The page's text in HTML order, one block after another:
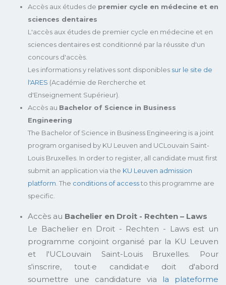
Accès aux études de premier cycle en médecine et en
sciences dentaires
L'accès aux études de premier cycle en médecine et en
sciences dentaires est conditionné par la réussite d'un
concours d'accès.
Les informations y relatives sont disponibles sur le site de
l'ARES (Académie de Rercherche et
d'Enseignement Supérieur).
Accès au Bachelor of Science in Business
Engineering
The Bachelor of Science in Business Engineering is a joint
program organised by KU Leuven and UCLouvain Saint-
Louis Bruxelles. In order to register, all candidate must first
submit an application via the KU Leuven admission
platform . The conditions of accessto this programme are
specific.
Accès au Bachelier en Droit - Rechten – Laws
Le Bachelier en Droit - Rechten - Laws est un
programme conjoint organisé par la KU Leuven
et l'UCLouvain Saint-Louis Bruxelles. Pour
s'inscrire, tout·e candidat·e doit d'abord
soumettre une candidature via la plateforme